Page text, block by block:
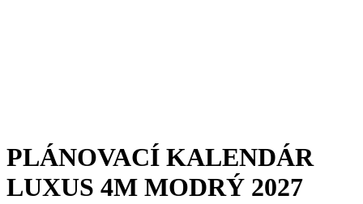
PLÁNOVACÍ KALENDÁR
LUXUS 4M MODRÝ 2027